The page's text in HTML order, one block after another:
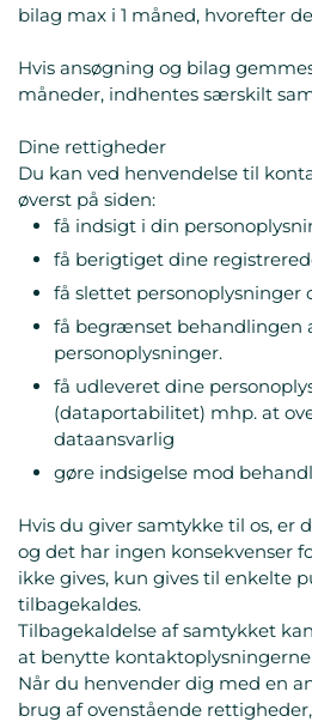
bilag max i 1 måned, hvorefter
Hvis ansøgning og bilag
måneder, indhentes særskilt
Dine rettigheder
Du kan ved henvendelse til
øverst på siden:
få indsigt i din
få berigtiget dine
få slettet personoplysninger
få begrænset behandlingen
personoplysninger.
få udleveret dine
(dataportabilitet) mhp. at
dataansvarlig
gøre indsigelse mod
Hvis du giver samtykke til os, er
og det har ingen konsekvenser
ikke gives, kun gives til enkelte
tilbagekaldes.
Tilbagekaldelse af samtykket
at benytte kontaktoplysningerne
Når du henvender dig med en
brug af ovenstående